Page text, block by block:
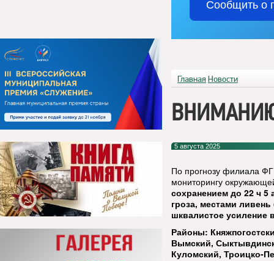
Сообщить о
Главная Новости
5 августа 2025
По прогнозу филиала
мониторингу
сохранением до 22 ч
гроза, местами
шквалистое усиление
Районы:
Вымский,
Куломский, Троицко-